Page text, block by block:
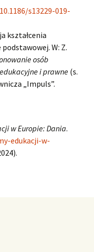
s13229-019-
kształcenia
W: Z.
osób
i prawne (s.
„Impuls”.
w Europie: Dania.
edukacji-w-